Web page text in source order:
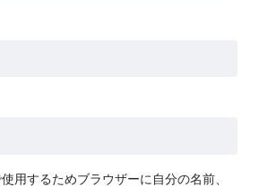
用するためブラウザーに自分の名前、